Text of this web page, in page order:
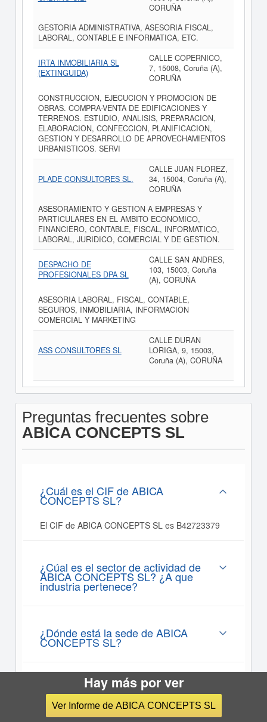
CORUÑA
GESTORIA ADMINISTRATIVA, ASESORIA FISCAL,
LABORAL, CONTABLE E INFORMATICA, ETC.
IRTA INMOBILIARIA SL
(EXTINGUIDA)
CALLE COPERNICO,
7, 15008, Coruña (A),
CORUÑA
CONSTRUCCION, EJECUCION Y PROMOCION DE
OBRAS. COMPRA-VENTA DE EDIFICACIONES Y
TERRENOS. ESTUDIO, ANALISIS, PREPARACION,
ELABORACION, CONFECCION, PLANIFICACION,
GESTION Y DESARROLLO DE APROVECHAMIENTOS
URBANISTICOS. SERVI
PLADE CONSULTORES SL.
CALLE JUAN FLOREZ,
34, 15004, Coruña (A),
CORUÑA
ASESORAMIENTO Y GESTION A EMPRESAS Y
PARTICULARES EN EL AMBITO ECONOMICO,
FINANCIERO, CONTABLE, FISCAL, INFORMATICO,
LABORAL, JURIDICO, COMERCIAL Y DE GESTION.
DESPACHO DE
PROFESIONALES DPA SL
CALLE SAN ANDRES,
103, 15003, Coruña
(A), CORUÑA
ASESORIA LABORAL, FISCAL, CONTABLE,
SEGUROS, INMOBILIARIA, INFORMACION
COMERCIAL Y MARKETING
ASS CONSULTORES SL
CALLE DURAN
LORIGA, 9, 15003,
Coruña (A), CORUÑA
Preguntas frecuentes sobre
ABICA CONCEPTS SL
¿Cuál es el CIF de ABICA
CONCEPTS SL?
El CIF de ABICA CONCEPTS SL es B42723379
¿Cúal es el sector de actividad de
ABICA CONCEPTS SL? ¿A que
industria pertenece?
¿Dónde está la sede de ABICA
CONCEPTS SL?
¿Cúantos empleados tiene ABICA
CONCEPTS SL?
Hay más por ver
Ver Informe de ABICA CONCEPTS SL